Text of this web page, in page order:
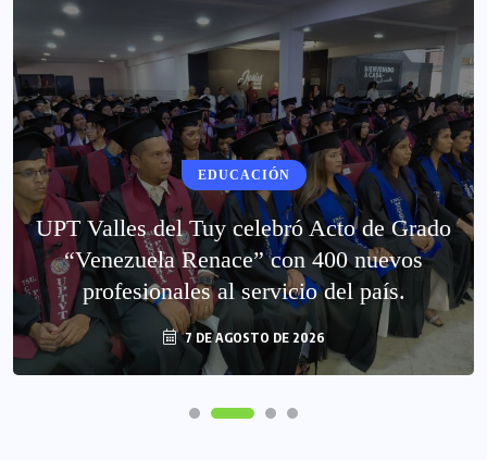
EDUCACIÓN
UPT Valles del Tuy celebró Acto de Grado
“Venezuela Renace” con 400 nuevos
profesionales al servicio del país.
7 DE AGOSTO DE 2026